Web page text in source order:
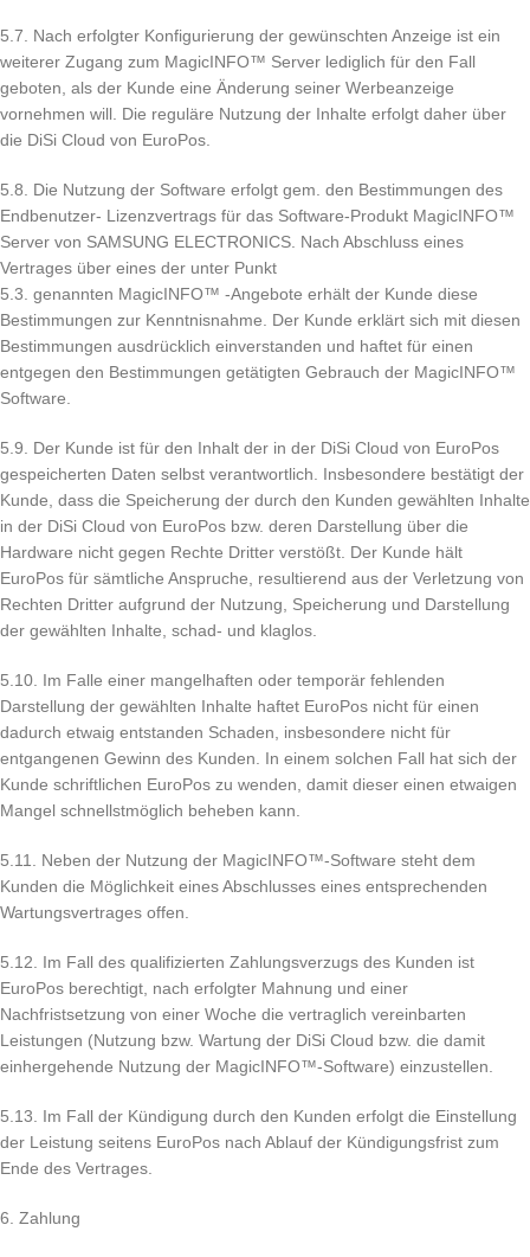
5.7. Nach erfolgter Konfigurierung der gewünschten Anzeige ist ein
weiterer Zugang zum MagicINFO™ Server lediglich für den Fall
geboten, als der Kunde eine Änderung seiner Werbeanzeige
vornehmen will. Die reguläre Nutzung der Inhalte erfolgt daher über
die DiSi Cloud von EuroPos.
5.8. Die Nutzung der Software erfolgt gem. den Bestimmungen des
Endbenutzer- Lizenzvertrags für das Software-Produkt MagicINFO™
Server von SAMSUNG ELECTRONICS. Nach Abschluss eines
Vertrages über eines der unter Punkt
5.3. genannten MagicINFO™ -Angebote erhält der Kunde diese
Bestimmungen zur Kenntnisnahme. Der Kunde erklärt sich mit diesen
Bestimmungen ausdrücklich einverstanden und haftet für einen
entgegen den Bestimmungen getätigten Gebrauch der MagicINFO™
Software.
5.9. Der Kunde ist für den Inhalt der in der DiSi Cloud von EuroPos
gespeicherten Daten selbst verantwortlich. Insbesondere bestätigt der
Kunde, dass die Speicherung der durch den Kunden gewählten Inhalte
in der DiSi Cloud von EuroPos bzw. deren Darstellung über die
Hardware nicht gegen Rechte Dritter verstößt. Der Kunde hält
EuroPos für sämtliche Anspruche, resultierend aus der Verletzung von
Rechten Dritter aufgrund der Nutzung, Speicherung und Darstellung
der gewählten Inhalte, schad- und klaglos.
5.10. Im Falle einer mangelhaften oder temporär fehlenden
Darstellung der gewählten Inhalte haftet EuroPos nicht für einen
dadurch etwaig entstanden Schaden, insbesondere nicht für
entgangenen Gewinn des Kunden. In einem solchen Fall hat sich der
Kunde schriftlichen EuroPos zu wenden, damit dieser einen etwaigen
Mangel schnellstmöglich beheben kann.
5.11. Neben der Nutzung der MagicINFO™-Software steht dem
Kunden die Möglichkeit eines Abschlusses eines entsprechenden
Wartungsvertrages offen.
5.12. Im Fall des qualifizierten Zahlungsverzugs des Kunden ist
EuroPos berechtigt, nach erfolgter Mahnung und einer
Nachfristsetzung von einer Woche die vertraglich vereinbarten
Leistungen (Nutzung bzw. Wartung der DiSi Cloud bzw. die damit
einhergehende Nutzung der MagicINFO™-Software) einzustellen.
5.13. Im Fall der Kündigung durch den Kunden erfolgt die Einstellung
der Leistung seitens EuroPos nach Ablauf der Kündigungsfrist zum
Ende des Vertrages.
6. Zahlung